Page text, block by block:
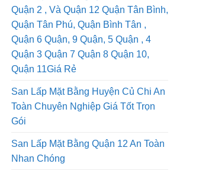
tín Giá Rẻ
San Lấp Mặt Bằng Quận 1, Dịch Vụ
Quận 2 , Và Quận 12 Quận Tân Bình,
Quận Tân Phú, Quận Bình Tân ,
Quận 6 Quận, 9 Quận, 5 Quận , 4
Quận 3 Quận 7 Quận 8 Quận 10,
Quận 11Giá Rẻ
San Lấp Mặt Bằng Huyện Củ Chi An
Toàn Chuyên Nghiệp Giá Tốt Trọn
Gói